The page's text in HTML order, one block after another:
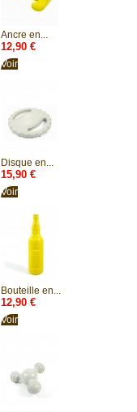
Ancre en...
12,90 €
Voir
Disque en...
15,90 €
Voir
Bouteille en...
12,90 €
Voir